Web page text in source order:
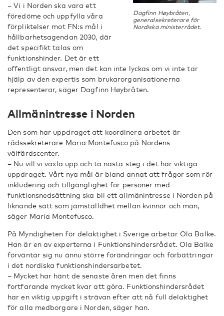
Dagfinn Høybråten,
generalsekreterare för
Nordiska ministerrådet.
– Vi i Norden ska vara ett
föredöme och uppfylla våra
förpliktelser mot FN:s mål i
hållbarhetsagendan 2030, där
det specifikt talas om
funktionshinder. Det är ett
offentligt ansvar, men det kan inte lyckas om vi inte tar
hjälp av den expertis som brukarorganisationerna
representerar, säger Dagfinn Høybråten.
Allmänintresse i Norden
Den som har uppdraget att koordinera arbetet är
rådssekreterare Maria Montefusco på Nordens
välfärdscenter.
– Nu vill vi växla upp och ta nästa steg i det här viktiga
uppdraget. Vårt nya mål är bland annat att frågor som rör
inkludering och tillgänglighet för personer med
funktionsnedsättning ska bli ett allmänintresse i Norden på
liknande sätt som jämställdhet mellan kvinnor och män,
säger Maria Montefusco.
På Myndigheten för delaktighet i Sverige arbetar Ola Balke.
Han är en av experterna i Funktionshindersrådet. Ola Balke
förväntar sig nu ännu större förändringar och förbättringar
i det nordiska funktionshindersarbetet.
– Mycket har hänt de senaste åren men det finns
fortfarande mycket kvar att göra. Funktionshindersrådet
har en viktig uppgift i strävan efter att nå full delaktighet
för alla medborgare i Norden, säger han.